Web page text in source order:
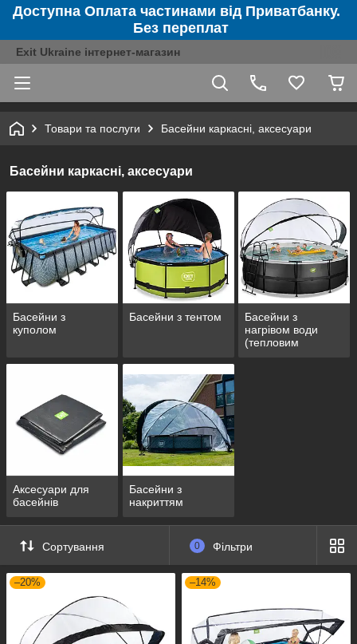
Доступна Оплата частинами від Приватбанку.
Без переплат
Exit Ukraine інтернет-магазин
Товари та послуги Басейни каркасні, аксесуари
Басейни каркасні, аксесуари
Басейни з
куполом
Басейни з тентом
Басейни з
нагрівом води
(тепловим
Аксесуари для
басейнів
Басейни з
накриттям
Сортування 0 Фільтри
–20% –14%